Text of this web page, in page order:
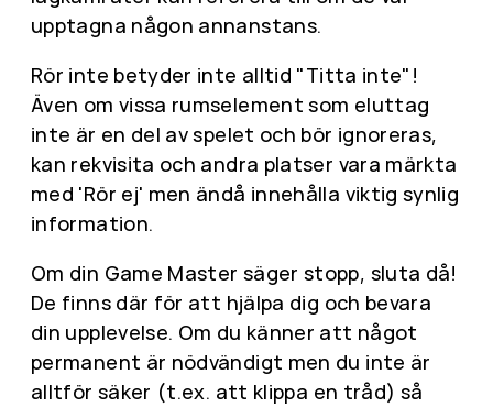
upptagna någon annanstans.
Rör inte betyder inte alltid "Titta inte"!
Även om vissa rumselement som eluttag
inte är en del av spelet och bör ignoreras,
kan rekvisita och andra platser vara märkta
med 'Rör ej' men ändå innehålla viktig synlig
information.
Om din Game Master säger stopp, sluta då!
De finns där för att hjälpa dig och bevara
din upplevelse. Om du känner att något
permanent är nödvändigt men du inte är
alltför säker (t.ex. att klippa en tråd) så